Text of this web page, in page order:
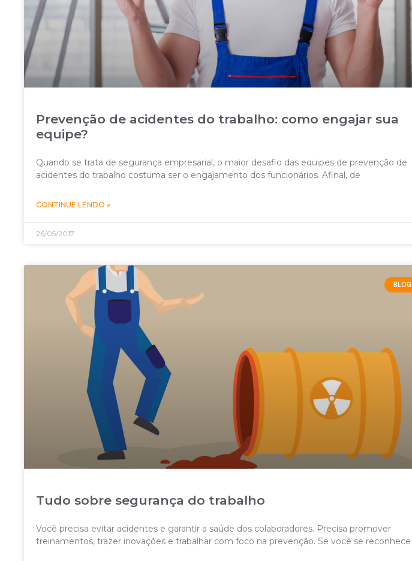
Prevenção de acidentes do trabalho: como engajar sua
equipe?
Quando se trata de segurança empresarial, o maior desafio das equipes de prevenção de
acidentes do trabalho costuma ser o engajamento dos funcionários. Afinal, de
CONTINUE LENDO »
26/05/2017
BLOG
Tudo sobre segurança do trabalho
Você precisa evitar acidentes e garantir a saúde dos colaboradores. Precisa promover
treinamentos, trazer inovações e trabalhar com foco na prevenção. Se você se reconhece